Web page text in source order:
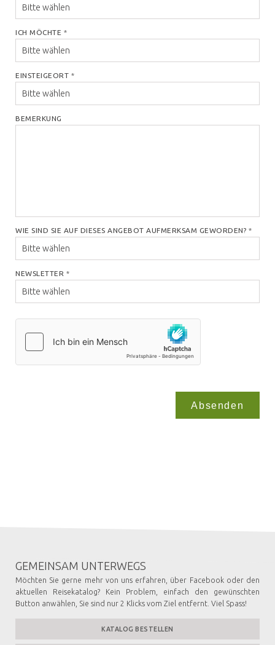
ICH MÖCHTE *
EINSTEIGEORT *
BEMERKUNG
WIE SIND SIE AUF DIESES ANGEBOT AUFMERKSAM GEWORDEN? *
NEWSLETTER *
Absenden
GEMEINSAM UNTERWEGS
Möchten Sie gerne mehr von uns erfahren, über Facebook oder den
aktuellen Reisekatalog? Kein Problem, einfach den gewünschten
Button anwählen, Sie sind nur 2 Klicks vom Ziel entfernt. Viel Spass!
KATALOG BESTELLEN